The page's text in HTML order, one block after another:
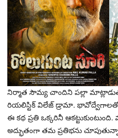
నిర్మాత సౌమ్య చాందిని పల్లా మాట్లాడుతూ
రియలిస్టిక్ విలేజ్ డ్రామా.
ఈ కథ ప్రతి ఒక్కరినీ
అద్భుతంగా తమ ప్రతిభను